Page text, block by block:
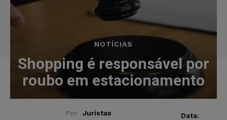
NOTÍCIAS
Shopping é responsável por
roubo em estacionamento
Por Juristas
Data: